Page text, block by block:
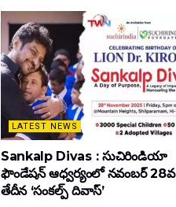
LATEST NEWS
Sankalp Divas : సుచిరిండియా
ఫౌండేషన్ ఆధ్వర్యంలో నవంబర్ 28వ
తేదీన ‘సంకల్ప్ దివాస్’